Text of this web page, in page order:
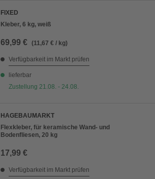
FIXED
Kleber, 6 kg, weiß
69,99 € (11,67 € / kg)
Verfügbarkeit im Markt prüfen
lieferbar
Zustellung 21.08. - 24.08.
HAGEBAUMARKT
Flexkleber, für keramische Wand- und
Bodenfliesen, 20 kg
17,99 €
Verfügbarkeit im Markt prüfen